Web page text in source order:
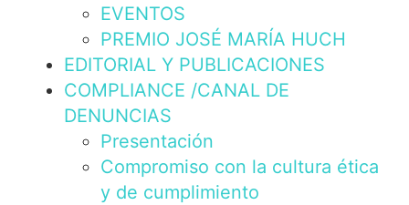
EVENTOS
PREMIO JOSÉ MARÍA HUCH
EDITORIAL Y PUBLICACIONES
COMPLIANCE /CANAL DE
DENUNCIAS
Presentación
Compromiso con la cultura ética
y de cumplimiento